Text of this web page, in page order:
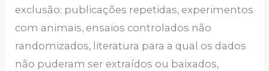
exclusão: publicações repetidas, experimentos
com animais, ensaios controlados não
randomizados, literatura para a qual os dados
não puderam ser extraídos ou baixados,